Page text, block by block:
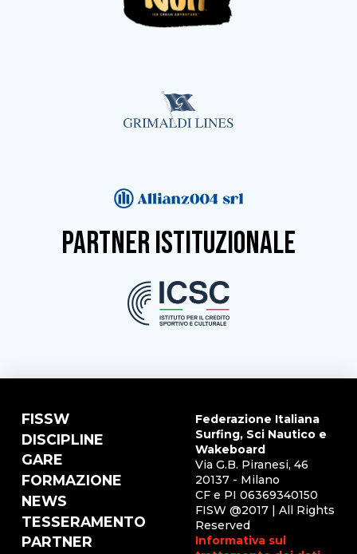
partner istituzionale
FISSW
DISCIPLINE
GARE
FORMAZIONE
NEWS
TESSERAMENTO
PARTNER
Federazione Italiana
Surfing, Sci Nautico e
Wakeboard
Via G.B. Piranesi, 46
20137 - Milano
CF e PI 06369340150
FISW @2017 | All Rights
Reserved
Informativa sul